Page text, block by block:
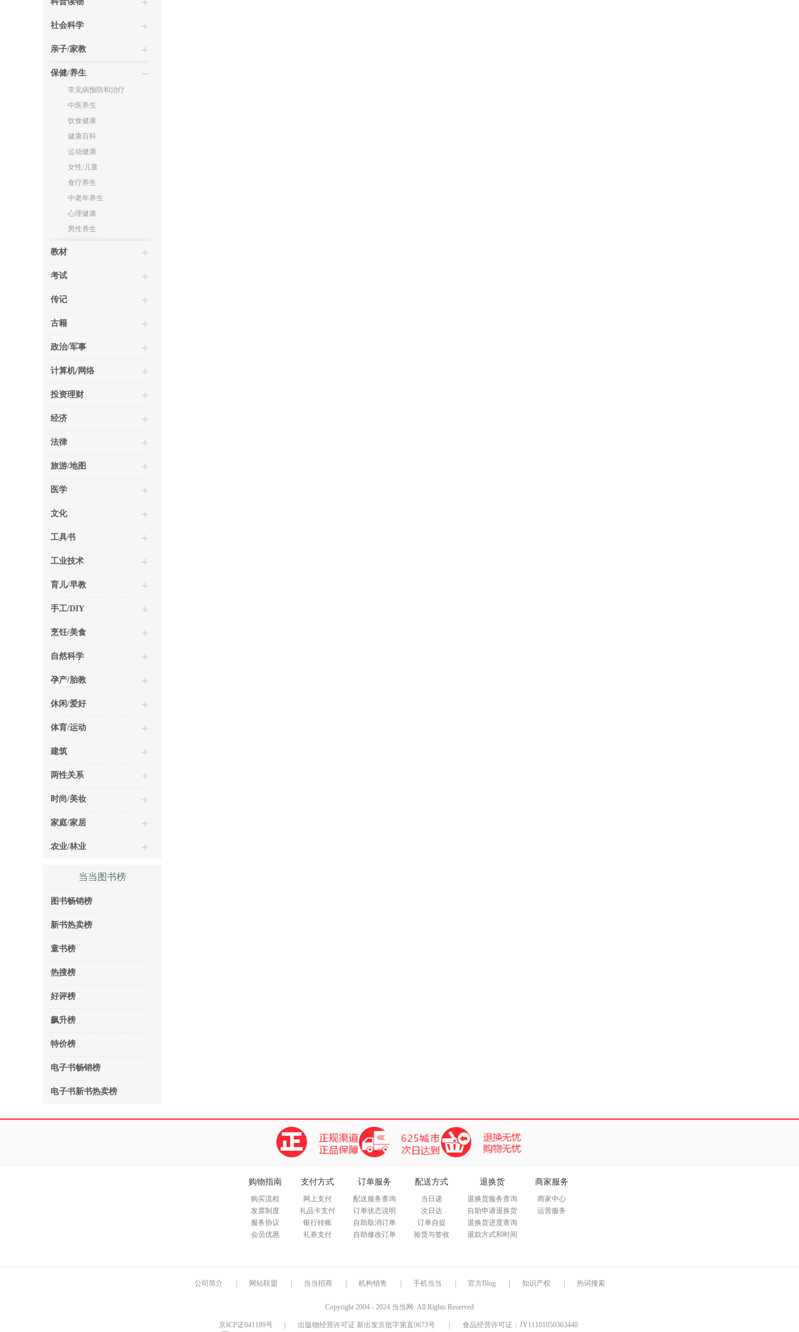
社会科学
亲子/家教
保健/养生
常见病预防和治疗
中医养生
饮食健康
健康百科
运动健康
女性/儿童
食疗养生
中老年养生
心理健康
男性养生
教材
考试
传记
古籍
政治/军事
计算机/网络
投资理财
经济
法律
旅游/地图
医学
文化
工具书
工业技术
育儿/早教
手工/DIY
烹饪/美食
自然科学
孕产/胎教
休闲/爱好
体育/运动
建筑
两性关系
时尚/美妆
家庭/家居
农业/林业
当当图书榜
图书畅销榜
新书热卖榜
童书榜
热搜榜
好评榜
飙升榜
特价榜
电子书畅销榜
电子书新书热卖榜
购物指南
购买流程
发票制度
服务协议
会员优惠
支付方式
网上支付
礼品卡支付
银行转账
礼券支付
订单服务
配送服务查询
订单状态说明
自助取消订单
自助修改订单
配送方式
当日递
次日达
订单自提
验货与签收
退换货
退换货服务查询
自助申请退换货
退换货进度查询
退款方式和时间
商家服务
商家中心
运营服务
公司简介 网站联盟 当当招商 机构销售 手机当当 官方Blog 知识产权 热词搜索
Copyright 2004 - 2024 当当网. All Rights Reserved
京ICP证041189号 出版物经营许可证 新出发京批字第直0673号 食品经营许可证：JY11101050363440